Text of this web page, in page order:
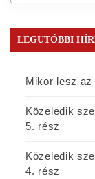
LEGUTÓBBI
Mikor lesz
Közeledik
5. rész
Közeledik
4. rész